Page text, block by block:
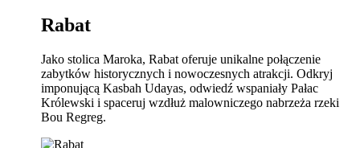
Rabat
Jako stolica Maroka, Rabat oferuje unikalne połączenie
zabytków historycznych i nowoczesnych atrakcji. Odkryj
imponującą Kasbah Udayas, odwiedź wspaniały Pałac
Królewski i spaceruj wzdłuż malowniczego nabrzeża rzeki
Bou Regreg.